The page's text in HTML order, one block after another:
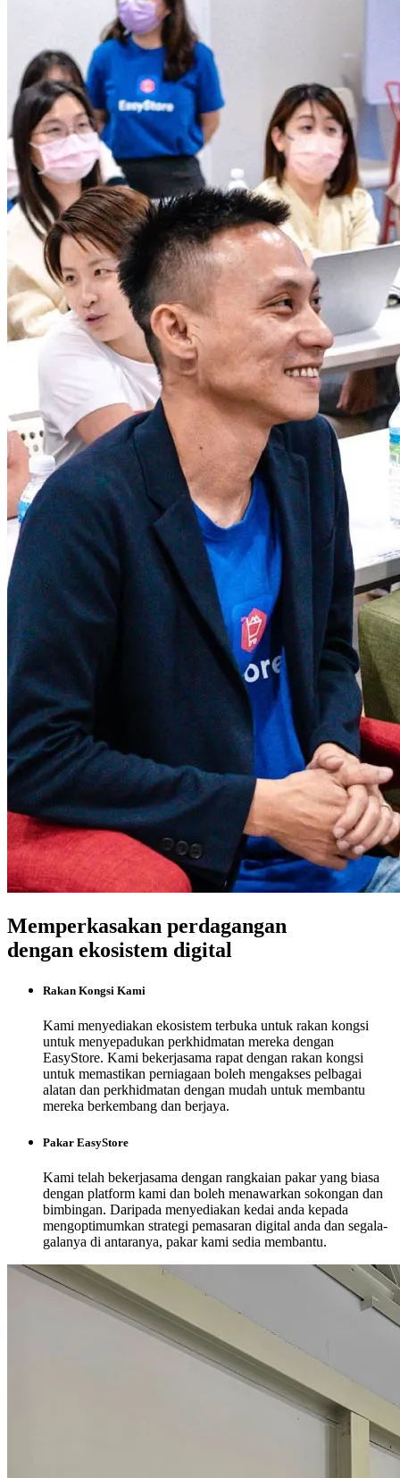
Memperkasakan perdagangan
dengan ekosistem digital
Rakan Kongsi Kami
Kami menyediakan ekosistem terbuka untuk rakan kongsi
untuk menyepadukan perkhidmatan mereka dengan
EasyStore. Kami bekerjasama rapat dengan rakan kongsi
untuk memastikan perniagaan boleh mengakses pelbagai
alatan dan perkhidmatan dengan mudah untuk membantu
mereka berkembang dan berjaya.
Pakar EasyStore
Kami telah bekerjasama dengan rangkaian pakar yang biasa
dengan platform kami dan boleh menawarkan sokongan dan
bimbingan. Daripada menyediakan kedai anda kepada
mengoptimumkan strategi pemasaran digital anda dan segala-
galanya di antaranya, pakar kami sedia membantu.